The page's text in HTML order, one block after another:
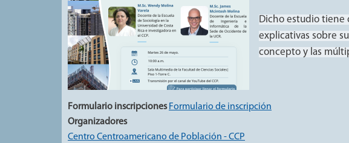
Dicho estudio tiene
explicativas sobre
concepto y las
Formulario inscripciones Formulario de inscripción
Organizadores
Centro Centroamericano de Población - CCP